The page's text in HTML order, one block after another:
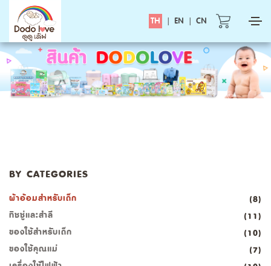
TH | EN | CN
BY CATEGORIES
ผ้าอ้อมสำหรับเด็ก
(8)
ทิชชู่และสำลี
(11)
ของใช้สำหรับเด็ก
(10)
ของใช้คุณแม่
(7)